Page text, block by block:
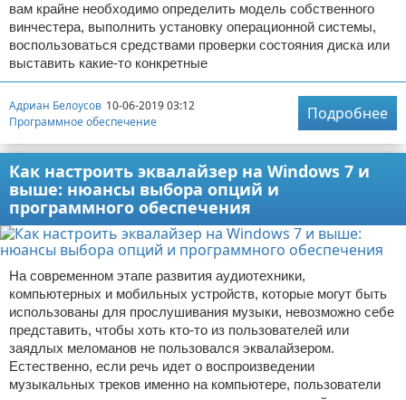
вам крайне необходимо определить модель собственного
винчестера, выполнить установку операционной системы,
воспользоваться средствами проверки состояния диска или
выставить какие-то конкретные
Адриан Белоусов 10-06-2019 03:12
Программное обеспечение
Подробнее
Как настроить эквалайзер на Windows 7 и
выше: нюансы выбора опций и
программного обеспечения
На современном этапе развития аудиотехники,
компьютерных и мобильных устройств, которые могут быть
использованы для прослушивания музыки, невозможно себе
представить, чтобы хоть кто-то из пользователей или
заядлых меломанов не пользовался эквалайзером.
Естественно, если речь идет о воспроизведении
музыкальных треков именно на компьютере, пользователи